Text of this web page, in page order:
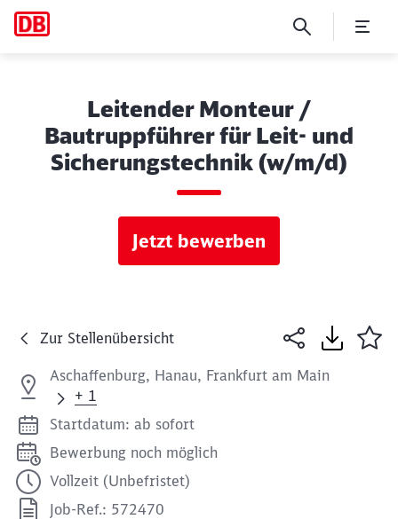
Leitender Monteur /
Bautruppführer für Leit- und
Sicherungstechnik (w/m/d)
Jetzt bewerben
Zur Stellenübersicht
Aschaffenburg, Hanau, Frankfurt am Main
+ 1
Startdatum: ab sofort
Bewerbung noch möglich
Vollzeit (Unbefristet)
Job-Ref.: 572470